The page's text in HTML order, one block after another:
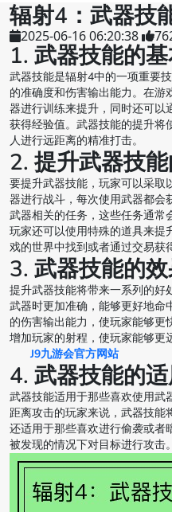
辐射4：武器技
2025-06-16 06:20:38
1. 武器技能的
武器技能是辐射4中的一项重要
的准确度和伤害输出能力。在
器进行训练来提升，同时还可以
获得经验值。武器技能的提升将
人进行远距离的精准打击。
2. 提升武器技
要提升武器技能，玩家可以采取
器进行战斗，每次使用武器都会
武器相关的任务，这些任务通常
玩家还可以使用特殊的道具来提
戏的世界中找到或者通过交易获
3. 武器技能的
提升武器技能将带来一系列的好
武器时更加准确，能够更好地命
的伤害输出能力，使玩家能够
增加玩家的射程，使玩家能够更
J9九游会官方网站
4. 武器技能的
武器技能适用于那些喜欢使用武
距离攻击的玩家来说，武器技能
还适用于那些喜欢进行偷袭或者
被发现的情况下对目标进行攻击。